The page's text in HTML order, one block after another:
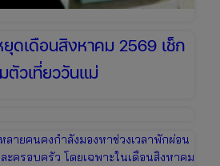
ดเดือนสิงหาคม 2569 เช็ก
ตัวเที่ยววันแม่
ลายคนคงกำลังมองหาช่วงเวลาพักผ่อน
ะครอบครัว โดยเฉพาะในเดือนสิงหาคม